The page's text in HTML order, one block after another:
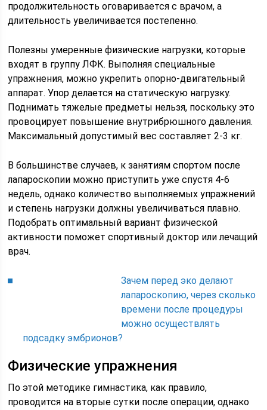
продолжительность оговаривается с врачом, а
длительность увеличивается постепенно.
Полезны умеренные физические нагрузки, которые
входят в группу ЛФК. Выполняя специальные
упражнения, можно укрепить опорно-двигательный
аппарат. Упор делается на статическую нагрузку.
Поднимать тяжелые предметы нельзя, поскольку это
провоцирует повышение внутрибрюшного давления.
Максимальный допустимый вес составляет 2-3 кг.
В большинстве случаев, к занятиям спортом после
лапароскопии можно приступить уже спустя 4-6
недель, однако количество выполняемых упражнений
и степень нагрузки должны увеличиваться плавно.
Подобрать оптимальный вариант физической
активности поможет спортивный доктор или лечащий
врач.
Зачем перед эко делают
лапароскопию, через сколько
времени после процедуры
можно осуществлять
подсадку эмбрионов?
Физические упражнения
По этой методике гимнастика, как правило,
проводится на вторые сутки после операции, однако